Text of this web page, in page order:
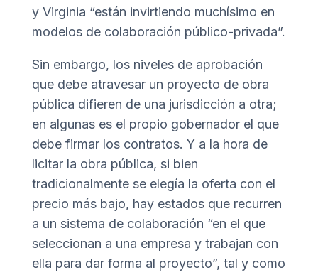
y Virginia “están invirtiendo muchísimo en
modelos de colaboración público-privada”.
Sin embargo, los niveles de aprobación
que debe atravesar un proyecto de obra
pública difieren de una jurisdicción a otra;
en algunas es el propio gobernador el que
debe firmar los contratos. Y a la hora de
licitar la obra pública, si bien
tradicionalmente se elegía la oferta con el
precio más bajo, hay estados que recurren
a un sistema de colaboración “en el que
seleccionan a una empresa y trabajan con
ella para dar forma al proyecto”, tal y como